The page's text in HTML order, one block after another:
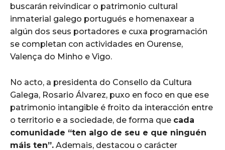
buscarán reivindicar o patrimonio cultural
inmaterial galego portugués e homenaxear a
algún dos seus portadores e cuxa programación
se completan con actividades en Ourense,
Valença do Minho e Vigo.
No acto, a presidenta do Consello da Cultura
Galega, Rosario Álvarez, puxo en foco en que ese
patrimonio intangible é froito da interacción entre
o territorio e a sociedade, de forma que cada
comunidade “ten algo de seu e que ninguén
máis ten”. Ademais, destacou o carácter